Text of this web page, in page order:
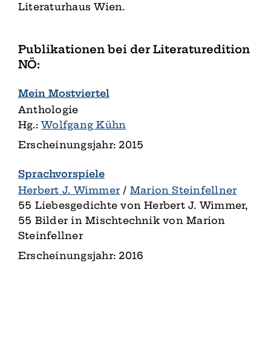
Literaturhaus Wien.
Publikationen bei der Literaturedition
NÖ:
Mein Mostviertel
Anthologie
Hg.:Wolfgang Kühn
Erscheinungsjahr: 2015
Sprachvorspiele
Herbert J. Wimmer / Marion Steinfellner
55 Liebesgedichte von Herbert J. Wimmer,
55 Bilder in Mischtechnik von Marion
Steinfellner
Erscheinungsjahr: 2016